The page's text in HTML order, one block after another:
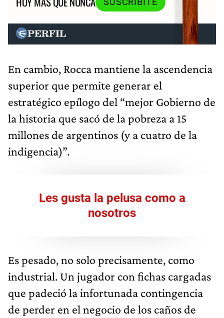
En cambio, Rocca mantiene la ascendencia
superior que permite generar el
estratégico epílogo del “mejor Gobierno de
la historia que sacó de la pobreza a 15
millones de argentinos (y a cuatro de la
indigencia)”.
Les gusta la pelusa como a
nosotros
Es pesado, no solo precisamente, como
industrial. Un jugador con fichas cargadas
que padeció la infortunada contingencia
de perder en el negocio de los caños de